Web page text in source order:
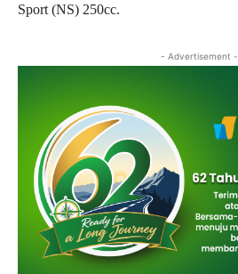
Sport (NS) 250cc.
- Advertisement -